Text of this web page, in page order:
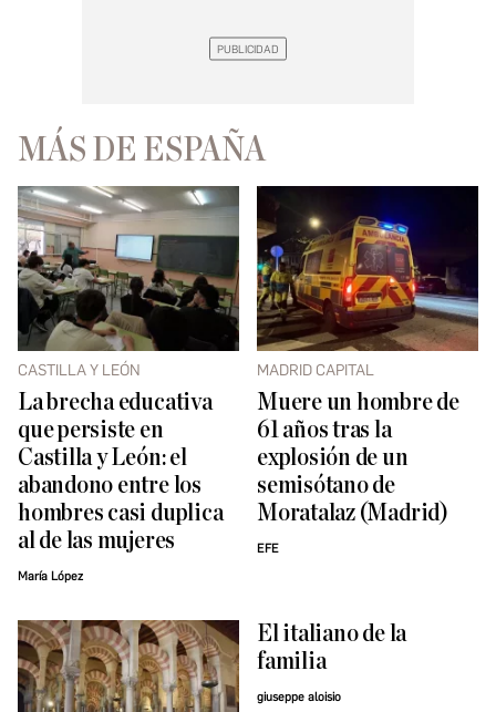
MÁS DE ESPAÑA
CASTILLA Y LEÓN
La brecha educativa
que persiste en
Castilla y León: el
abandono entre los
hombres casi duplica
al de las mujeres
María López
MADRID CAPITAL
Muere un hombre de
61 años tras la
explosión de un
semisótano de
Moratalaz (Madrid)
EFE
El italiano de la
familia
giuseppe aloisio